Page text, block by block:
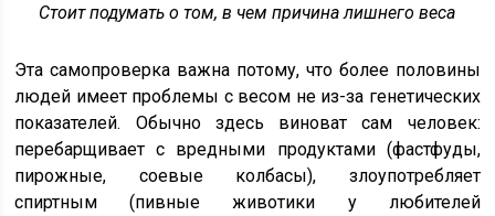
Стоит подумать о том, в чем причина лишнего веса
Эта самопроверка важна потому, что более половины
людей имеет проблемы с весом не из-за генетических
показателей. Обычно здесь виноват сам человек:
перебарщивает с вредными продуктами (фастфуды,
пирожные, соевые колбасы), злоупотребляет
спиртным (пивные животики у любителей